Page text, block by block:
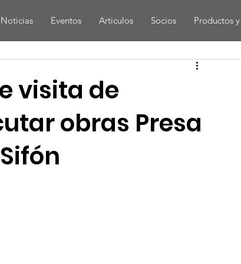
Noticias Eventos Articulos Socios Productos
visita de
obras Presa